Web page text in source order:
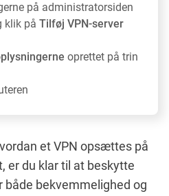
på administratorsiden
klik på Tilføj VPN-server
oprettet på trin
et VPN opsættes på
er du klar til at beskytte
både bekvemmelighed og